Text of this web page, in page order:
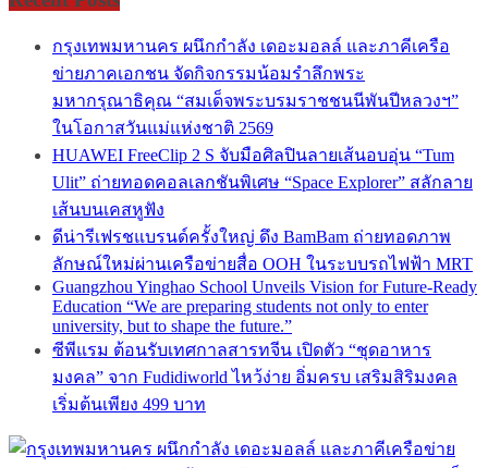
กรุงเทพมหานคร ผนึกกำลัง เดอะมอลล์ และภาคีเครือ
ข่ายภาคเอกชน จัดกิจกรรมน้อมรำลึกพระ
มหากรุณาธิคุณ “สมเด็จพระบรมราชชนนีพันปีหลวงฯ”
ในโอกาสวันแม่แห่งชาติ 2569
HUAWEI FreeClip 2 S จับมือศิลปินลายเส้นอบอุ่น “Tum
Ulit” ถ่ายทอดคอลเลกชันพิเศษ “Space Explorer” สลักลาย
เส้นบนเคสหูฟัง
ดีน่ารีเฟรชแบรนด์ครั้งใหญ่ ดึง BamBam ถ่ายทอดภาพ
ลักษณ์ใหม่ผ่านเครือข่ายสื่อ OOH ในระบบรถไฟฟ้า MRT
Guangzhou Yinghao School Unveils Vision for Future-Ready
Education “We are preparing students not only to enter
university, but to shape the future.”
ซีพีแรม ต้อนรับเทศกาลสารทจีน เปิดตัว “ชุดอาหาร
มงคล” จาก Fudidiworld ไหว้ง่าย อิ่มครบ เสริมสิริมงคล
เริ่มต้นเพียง 499 บาท